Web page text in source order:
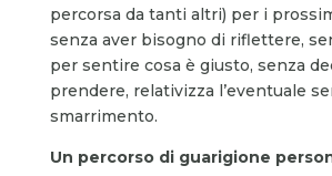
percorsa da tanti altri) per i
senza aver bisogno di riflettere,
per sentire cosa è giusto, senza
prendere, relativizza l’eventuale
smarrimento.
Un percorso di guarigione